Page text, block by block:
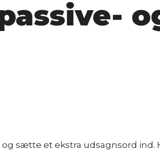
sætte et ekstra udsagnsord ind.